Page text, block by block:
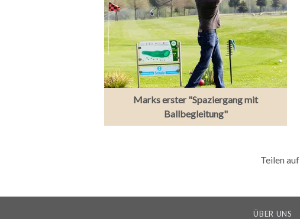
Marks erster "Spaziergang mit
Ballbegleitung"
Teilen auf
ÜBER UNS